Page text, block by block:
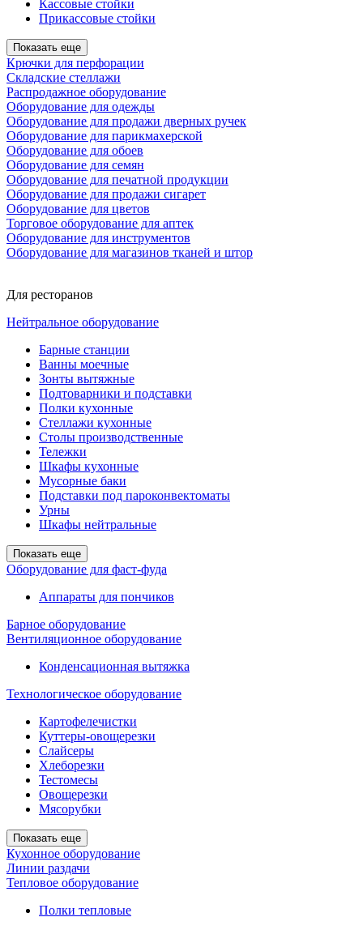
Кассовые стойки
Прикассовые стойки
Показать еще
Крючки для перфорации
Складские стеллажи
Распродажное оборудование
Оборудование для одежды
Оборудование для продажи дверных ручек
Оборудование для парикмахерской
Оборудование для обоев
Оборудование для семян
Оборудование для печатной продукции
Оборудование для продажи сигарет
Оборудование для цветов
Торговое оборудование для аптек
Оборудование для инструментов
Оборудование для магазинов тканей и штор
Для ресторанов
Нейтральное оборудование
Барные станции
Ванны моечные
Зонты вытяжные
Подтоварники и подставки
Полки кухонные
Стеллажи кухонные
Столы производственные
Тележки
Шкафы кухонные
Мусорные баки
Подставки под пароконвектоматы
Урны
Шкафы нейтральные
Показать еще
Оборудование для фаст-фуда
Аппараты для пончиков
Барное оборудование
Вентиляционное оборудование
Конденсационная вытяжка
Технологическое оборудование
Картофелечистки
Куттеры-овощерезки
Слайсеры
Хлеборезки
Тестомесы
Овощерезки
Мясорубки
Показать еще
Кухонное оборудование
Линии раздачи
Тепловое оборудование
Полки тепловые